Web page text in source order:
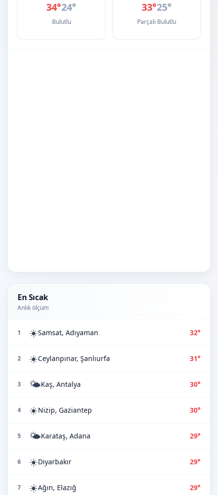
34°24°
Bulutlu
33°25°
Parçalı Bulutlu
En Sıcak
Anlık ölçüm
1 ☀️Samsat, Adıyaman 32°
2 ☀️Ceylanpınar, Şanlıurfa 31°
3 🌤️Kaş, Antalya 30°
4 ☀️Nizip, Gaziantep 30°
5 🌤️Karataş, Adana 29°
6 ☀️Diyarbakır 29°
7 ☀️Ağın, Elazığ 29°